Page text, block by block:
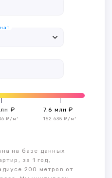
₽
₽/м²
7.6 млн ₽
152 635 ₽/м²
на базе данных
за 1 год,
200 метров от